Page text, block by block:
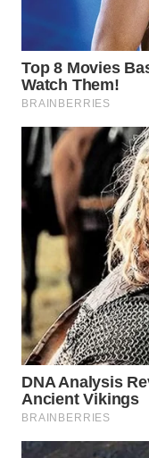
TIMUR
WN
WN
SOLO
WN
BOROBUDUR
WN
MADURA
WN
SURABAYA
NATUNA